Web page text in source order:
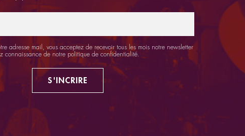
adresse mail, vous acceptez de recevoir tous les mois notre newsletter
connaissance de notre politique de confidentialité
S'INCRIRE